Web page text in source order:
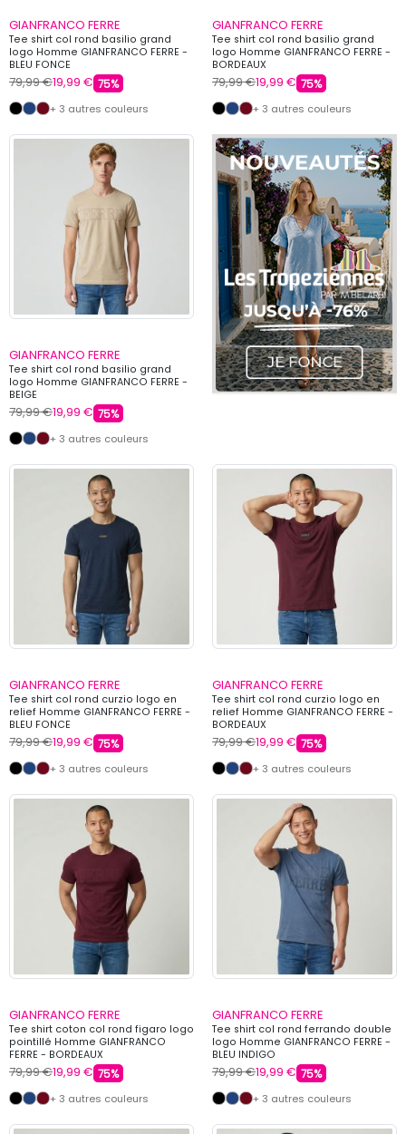
GIANFRANCO FERRE
Tee shirt col rond basilio grand
logo Homme GIANFRANCO FERRE -
BLEU FONCE
79,99 €19,99 € 75%
+ 3 autres couleurs
GIANFRANCO FERRE
Tee shirt col rond basilio grand
logo Homme GIANFRANCO FERRE -
BORDEAUX
79,99 €19,99 € 75%
+ 3 autres couleurs
GIANFRANCO FERRE
Tee shirt col rond basilio grand
logo Homme GIANFRANCO FERRE -
BEIGE
79,99 €19,99 € 75%
+ 3 autres couleurs
GIANFRANCO FERRE
Tee shirt col rond curzio logo en
relief Homme GIANFRANCO FERRE -
BLEU FONCE
79,99 €19,99 € 75%
+ 3 autres couleurs
GIANFRANCO FERRE
Tee shirt col rond curzio logo en
relief Homme GIANFRANCO FERRE -
BORDEAUX
79,99 €19,99 € 75%
+ 3 autres couleurs
GIANFRANCO FERRE
Tee shirt coton col rond figaro logo
pointillé Homme GIANFRANCO
FERRE - BORDEAUX
79,99 €19,99 € 75%
+ 3 autres couleurs
GIANFRANCO FERRE
Tee shirt col rond ferrando double
logo Homme GIANFRANCO FERRE -
BLEU INDIGO
79,99 €19,99 € 75%
+ 3 autres couleurs